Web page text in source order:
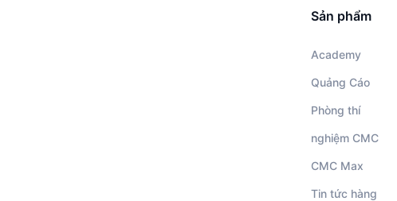
Sản phẩm
Academy
Quảng Cáo
Phòng thí
nghiệm CMC
CMC Max
Tin tức hàng